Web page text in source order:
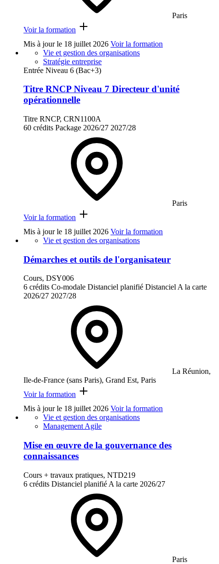
Paris
Voir la formation
Mis à jour le 18 juillet 2026 Voir la formation
Vie et gestion des organisations
Stratégie entreprise
Entrée Niveau 6 (Bac+3)
Titre RNCP Niveau 7 Directeur d'unité
opérationnelle
Titre RNCP, CRN1100A
60 crédits Package 2026/27 2027/28
Paris
Voir la formation
Mis à jour le 18 juillet 2026 Voir la formation
Vie et gestion des organisations
Démarches et outils de l'organisateur
Cours, DSY006
6 crédits Co-modale Distanciel planifié DistancielA la carte
2026/27 2027/28
La Réunion,
Ile-de-France (sans Paris), Grand Est, Paris
Voir la formation
Mis à jour le 18 juillet 2026 Voir la formation
Vie et gestion des organisations
Management Agile
Mise en œuvre de la gouvernance des
connaissances
Cours + travaux pratiques, NTD219
6 crédits Distanciel planifié A la carte 2026/27
Paris